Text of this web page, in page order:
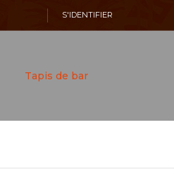
S'IDENTIFIER
Tapis de bar